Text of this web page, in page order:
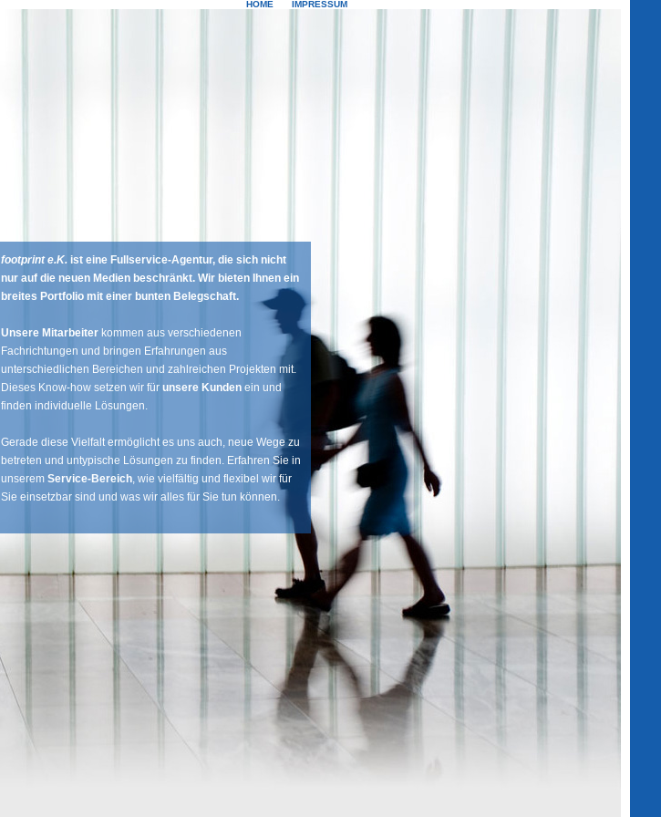
IMPRESSUM
HOME
footprint e.K. ist eine Fullservice-Agentur, die sich nicht
nur auf die neuen Medien beschränkt. Wir bieten Ihnen ein
breites Portfolio mit einer bunten Belegschaft.
Unsere Mitarbeiter kommen aus verschiedenen
Fachrichtungen und bringen Erfahrungen aus
unterschiedlichen Bereichen und zahlreichen Projekten mit.
Dieses Know-how setzen wir für unsere Kunden ein und
finden individuelle Lösungen.
Gerade diese Vielfalt ermöglicht es uns auch, neue Wege zu
betreten und untypische Lösungen zu finden. Erfahren Sie in
unserem Service-Bereich, wie vielfältig und flexibel wir für
Sie einsetzbar sind und was wir alles für Sie tun können.